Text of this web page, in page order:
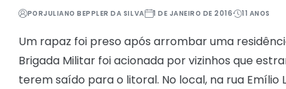
PORJULIANO BEPPLER DA SILVA 1 DE JANEIRO DE 2016 11 ANOS
Um rapaz foi preso após arrombar uma
Brigada Militar foi acionada por vizinhos que
terem saído para o litoral. No local, na rua